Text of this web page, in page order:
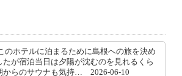
のホテルに泊まるために島根への旅を決め
が宿泊当日は夕陽が沈むのを見れるくら
からのサウナも気持… 2026-06-10